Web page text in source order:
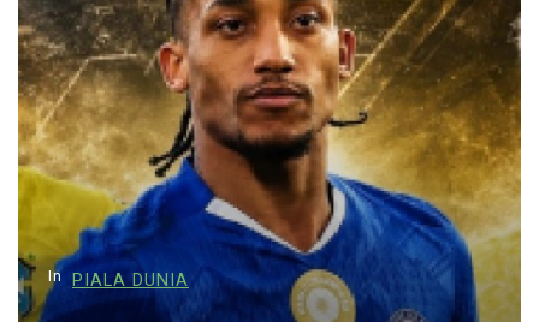
In PIALA DUNIA